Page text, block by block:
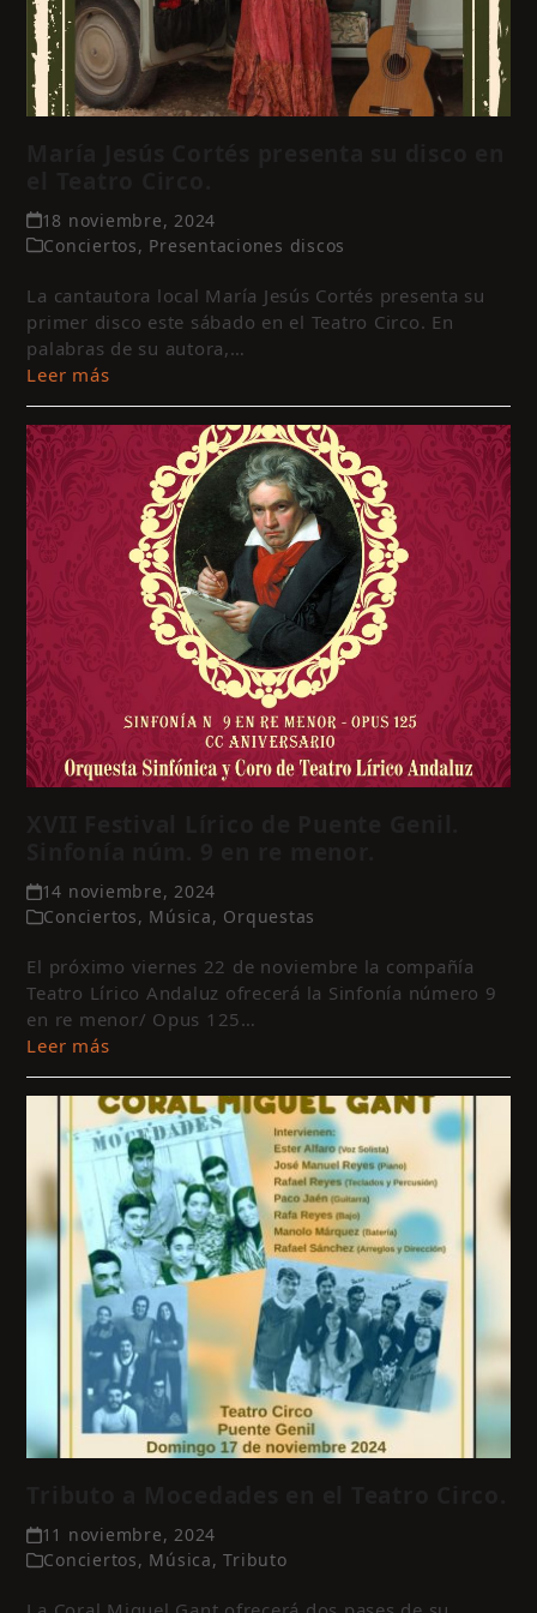
18 noviembre, 2024
Conciertos, Presentaciones discos
La cantautora local María Jesús Cortés presenta su
primer disco este sábado en el Teatro Circo. En
palabras de su autora,…
Leer más
14 noviembre, 2024
Conciertos, Música, Orquestas
El próximo viernes 22 de noviembre la compañía
Teatro Lírico Andaluz ofrecerá la Sinfonía número 9
en re menor/ Opus 125…
Leer más
11 noviembre, 2024
Conciertos, Música,Tributo